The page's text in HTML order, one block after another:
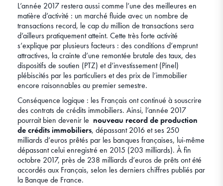
L’année 2017 restera aussi comme l’une des meilleures en
matière d’activité : un marché fluide avec un nombre de
transactions record, le cap du million de transactions sera
d’ailleurs pratiquement atteint. Cette très forte activité
s’explique par plusieurs facteurs : des conditions d’emprunt
attractives, la crainte d’une remontée brutale des taux, des
dispositifs de soutien (PTZ) et d’investissement (Pinel)
plébiscités par les particuliers et des prix de l’immobilier
encore raisonnables au premier semestre.
Conséquence logique : les Français ont continué à souscrire
des contrats de crédits immobiliers. Ainsi, l’année 2017
pourrait bien devenir le nouveau record de production
de crédits immobiliers, dépassant 2016 et ses 250
milliards d’euros prêtés par les banques françaises, lui-même
dépassant celui enregistré en 2015 (203 milliards). À fin
octobre 2017, près de 238 milliards d’euros de prêts ont été
accordés aux Français, selon les derniers chiffres publiés par
la Banque de France.